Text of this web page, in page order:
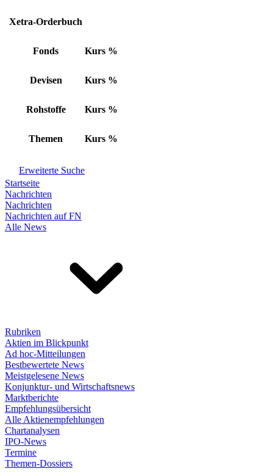
Xetra-Orderbuch
Fonds Kurs %
Devisen Kurs %
Rohstoffe Kurs %
Themen Kurs %
Erweiterte Suche
Startseite
Nachrichten
Nachrichten
Nachrichten auf FN
Alle News
Rubriken
Aktien im Blickpunkt
Ad hoc-Mitteilungen
Bestbewertete News
Meistgelesene News
Konjunktur- und Wirtschaftsnews
Marktberichte
Empfehlungsübersicht
Alle Aktienempfehlungen
Chartanalysen
IPO-News
Termine
Themen-Dossiers